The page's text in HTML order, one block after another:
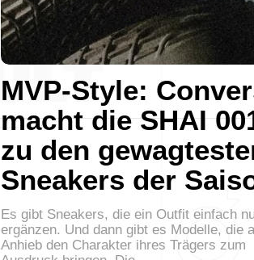
MVP-Style:
macht die SHAI
zu den
Sneakers der
Es gibt Sneakers, die ein Outfit einfach
ergänzen. Und dann gibt es Modelle, die
Anhieb den Charakter ihres Trägers zum